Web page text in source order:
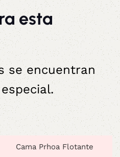
languages
esta
se encuentran